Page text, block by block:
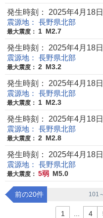
発生時刻： 2025年4月18
震源地： 長野県北部
最大震度： 1 M2.7
発生時刻： 2025年4月18
震源地： 長野県北部
最大震度： 2 M3.2
発生時刻： 2025年4月18
震源地： 長野県北部
最大震度： 1 M2.3
発生時刻： 2025年4月18
震源地： 長野県北部
最大震度： 2 M2.8
発生時刻： 2025年4月18
震源地： 長野県北部
最大震度： 5弱 M5.0
前の20件 101
1 4